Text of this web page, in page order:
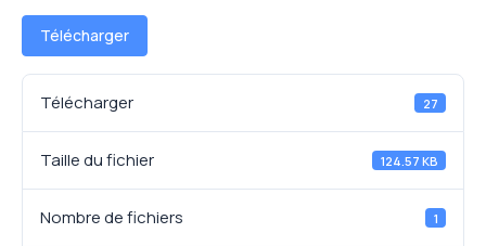
Télécharger
Télécharger 27
Taille du fichier 124.57 KB
Nombre de fichiers 1